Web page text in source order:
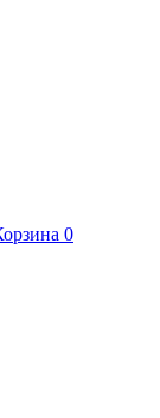
0